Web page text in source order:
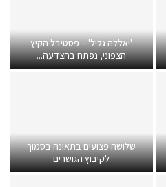
'יאללה גליל' – פסטיבל הקיץ
הצפוני, נפתח בהצדעה...
שלושה פצועים בתאונה בסמוך
לקיבוץ הגושרים